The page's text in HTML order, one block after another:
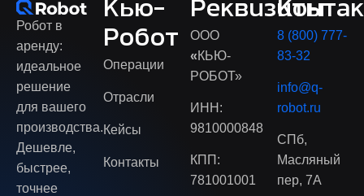
Робот в
аренду:
идеальное
решение
для вашего
производства.
Дешевле,
быстрее,
точнее
Кью-
Робот
Операции
Отрасли
Кейсы
Контакты
Реквизиты
ООО
«КЬЮ-
РОБОТ»
ИНН:
9810000848
КПП:
781001001
8 (800) 777-
83-32
info@q-
robot.ru
СПб,
Масляный
пер, 7А